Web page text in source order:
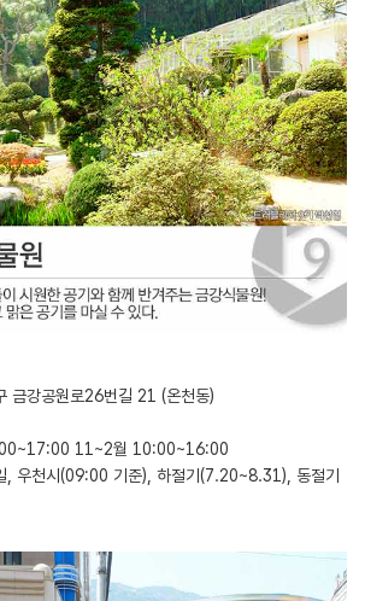
금강공원로26번길 21 (온천동)
11~2월 10:00~16:00
, 우천시(09:00 기준), 하절기(7.20~8.31), 동절기